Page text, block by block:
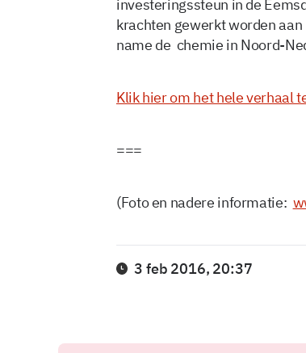
investeringssteun in de
krachten gewerkt worden
name de chemie in Noord-
Klik hier om het hele verhaal
===
(Foto en nadere informatie:
3 feb 2016, 20:37